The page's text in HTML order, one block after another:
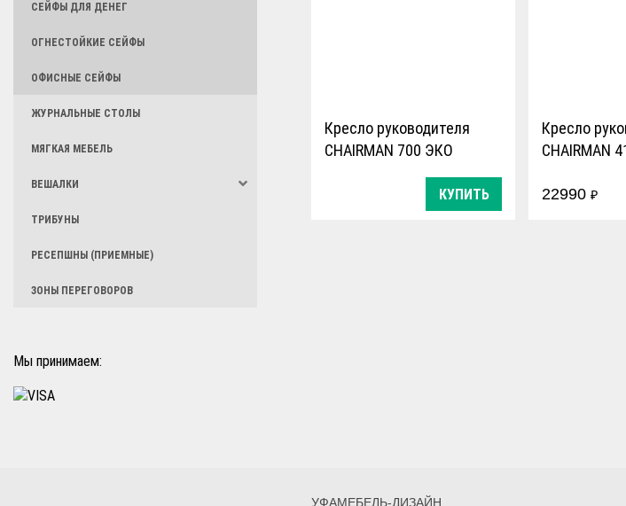
СЕЙФЫ ДЛЯ ДЕНЕГ
ОГНЕСТОЙКИЕ СЕЙФЫ
ОФИСНЫЕ СЕЙФЫ
ЖУРНАЛЬНЫЕ СТОЛЫ
МЯГКАЯ МЕБЕЛЬ
ВЕШАЛКИ
ТРИБУНЫ
РЕСЕПШНЫ (ПРИЕМНЫЕ)
ЗОНЫ ПЕРЕГОВОРОВ
Мы принимаем:
Кресло руководителя
CHAIRMAN 700 ЭКО
КУПИТЬ
Кресло
CHAIRMAN
22990 ₽
УФАМЕБЕЛЬ-ДИЗАЙН